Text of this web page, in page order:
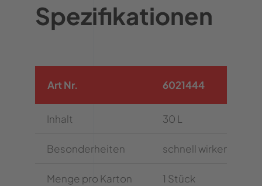
Spezifikationen
Art Nr. 6021444
Inhalt 30 L
Besonderheiten schnell wirkend,
Menge pro Karton 1 Stück